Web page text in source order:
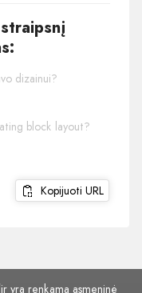
dizainui?
block layout?
Kopijuoti URL
yra renkama asmeninė